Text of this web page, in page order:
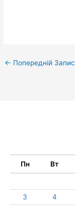
← Попередній Запис
Пн Вт
3
4